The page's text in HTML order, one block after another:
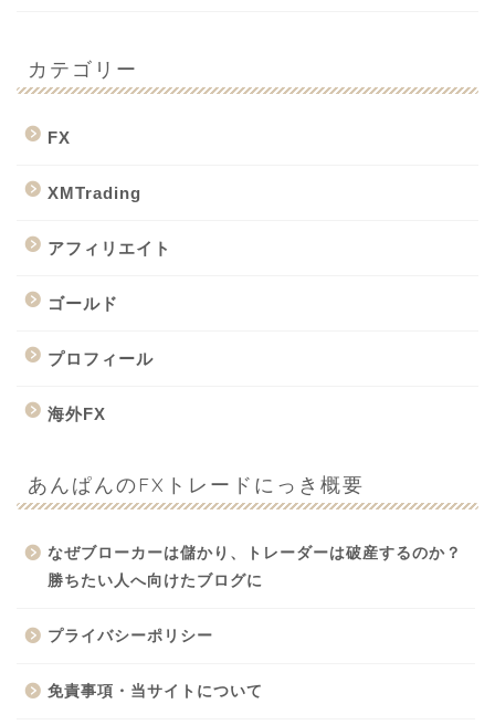
カテゴリー
FX
XMTrading
アフィリエイト
ゴールド
プロフィール
海外FX
あんぱんのFXトレードにっき概要
なぜブローカーは儲かり、トレーダーは破産するのか？
勝ちたい人へ向けたブログに
プライバシーポリシー
免責事項・当サイトについて